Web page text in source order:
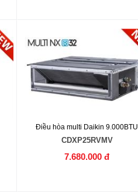
Điều hòa multi Daikin 9.000BTU
CDXP25RVMV
7.680.000 đ